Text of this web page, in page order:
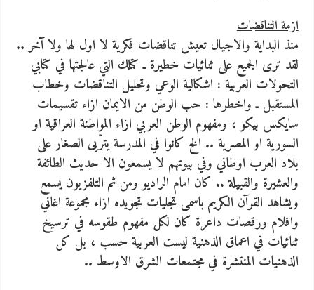
ازمة التناقضات
منذ البداية والاجيال تعيش تناقضات فكرية لا اول لها ولا آخر ..
لقد ترى الجميع على ثنائيات خطيرة ـ كتلك التي عالجتها في كتابي
التحولات العربية : اشكالية الوعي وتحليل التناقضات وخطاب
المستقبل ـ واخطرها : حب الوطن من الايمان ازاء تقسيمات
سايكس بيكو ، ومفهوم الوطن العربي ازاء المواطنة العراقية او
السورية او المصرية .. الخ كانوا في المدرسة يترّبى الصغار على
بلاد العرب اوطاني وفي بيوتهم لا يسمعون الا حديث الطائفة
والعشيرة والقبيلة .. كان امام الراديو ومن ثم التلفزيون يسمع
ويشاهد القرآن الكريم باسمى تجليات تجويده ازاء مجموعة اغاني
وافلام ورقصات داعرة كان لكل مفهوم طقوسه في ترسيخ
ثنائيات في اعماق الذهنية ليست العربية حسب ، بل كل
الذهنيات المنتشرة في مجتمعات الشرق الاوسط ..